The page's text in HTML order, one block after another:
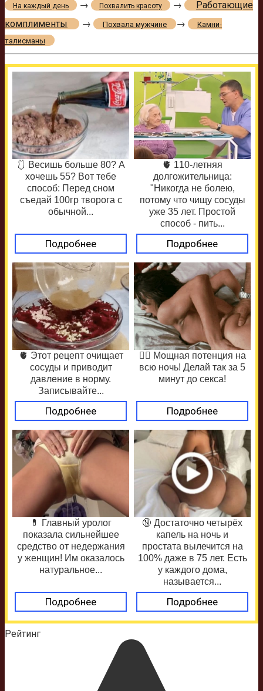
На каждый день → Похвалить красоту →
Работающие
комплименты
→ Похвала мужчине →
Камни-
талисманы
🩱 Весишь больше 80? А
хочешь 55? Вот тебе
способ: Перед сном
съедай 100гр творога с
обычной...
Подробнее
🫀 110-летняя
долгожительница:
"Никогда не болею,
потому что чищу сосуды
уже 35 лет. Простой
способ - пить...
Подробнее
🫀 Этот рецепт очищает
сосуды и приводит
давление в норму.
Записывайте...
Подробнее
❤️‍🔥 Мощная потенция на
всю ночь! Делай так за 5
минут до секса!
Подробнее
💊 Главный уролог
показала сильнейшее
средство от недержания
у женщин! Им оказалось
натуральное...
Подробнее
🔞 Достаточно четырёх
капель на ночь и
простата вылечится на
100% даже в 75 лет. Есть
у каждого дома,
называется...
Подробнее
Рейтинг